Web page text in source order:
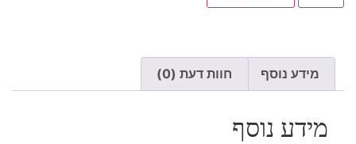
מידע נוסף חוות דעת (0)
מידע נוסף